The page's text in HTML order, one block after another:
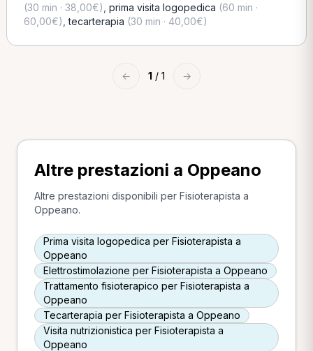
(30 min · 38,00€) prima visita logopedica (60 min ·
60,00€) ,tecarterapia (30 min · 40,00€)
← 1 / 1 →
Altre prestazioni a Oppeano
Altre prestazioni disponibili per Fisioterapista a
Oppeano.
Prima visita logopedica per Fisioterapista a
Oppeano
Elettrostimolazione per Fisioterapista a Oppeano
Trattamento fisioterapico per Fisioterapista a
Oppeano
Tecarterapia per Fisioterapista a Oppeano
Visita nutrizionistica per Fisioterapista a
Oppeano